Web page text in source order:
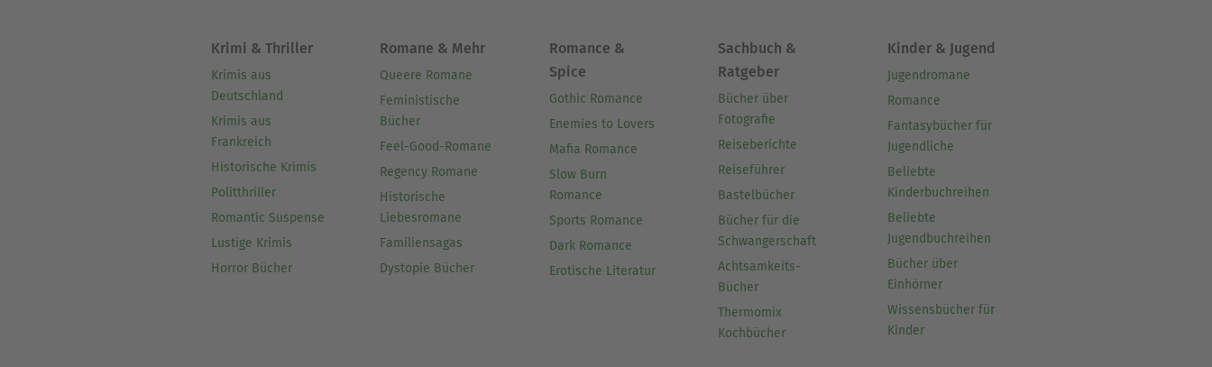
Krimi & Thriller
Krimis aus
Deutschland
Krimis aus
Frankreich
Historische Krimis
Politthriller
Romantic Suspense
Lustige Krimis
Horror Bücher
Romane & Mehr
Queere Romane
Feministische
Bücher
Feel-Good-Romane
Regency Romane
Historische
Liebesromane
Familiensagas
Dystopie Bücher
Romance &
Spice
Gothic Romance
Enemies to Lovers
Mafia Romance
Slow Burn
Romance
Sports Romance
Dark Romance
Erotische Literatur
Sachbuch &
Ratgeber
Bücher über
Fotografie
Reiseberichte
Reiseführer
Bastelbücher
Bücher für die
Schwangerschaft
Achtsamkeits-
Bücher
Thermomix
Kochbücher
Kinder & Jugend
Jugendromane
Romance
Fantasybücher für
Jugendliche
Beliebte
Kinderbuchreihen
Beliebte
Jugendbuchreihen
Bücher über
Einhörner
Wissensbücher für
Kinder